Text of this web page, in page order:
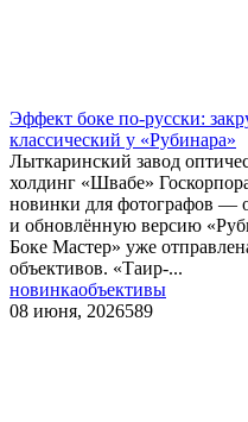
Эффект боке по‑русски:
классический у «Рубинара»
Лыткаринский завод
холдинг «Швабе»
новинки для фотографов —
и обновлённую версию
Боке Мастер» уже
объективов. «Таир‑...
новинкаобъективы
08 июня, 2026589